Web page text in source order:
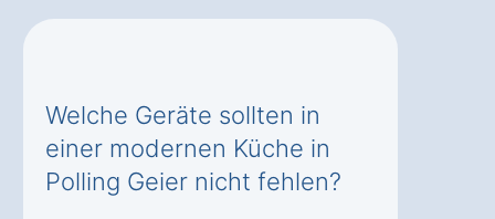
Welche Geräte sollten in
einer modernen Küche in
Polling Geier nicht fehlen?